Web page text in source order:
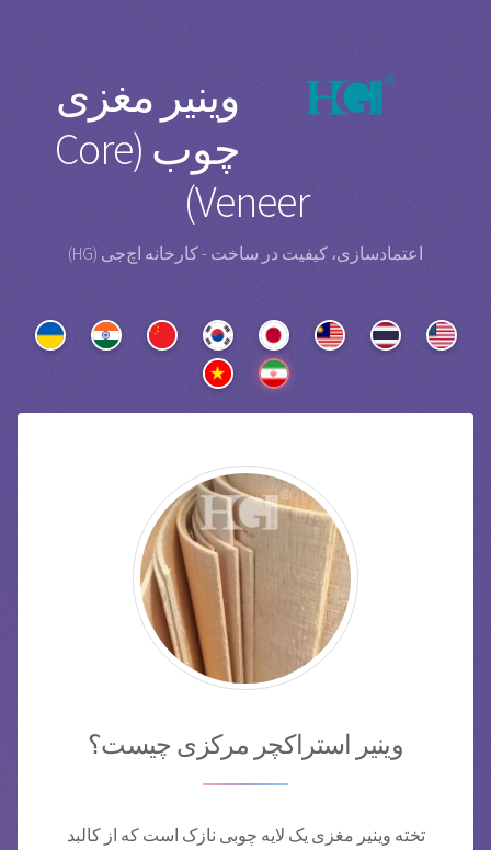
وینیر مغزی
چوب (Core
Veneer)
اعتمادسازی، کیفیت در ساخت - کارخانه اچ‌جی (HG)
وینیر استراکچر مرکزی چیست؟
تخته وینیر مغزی یک لایه چوبی نازک است که از کالبد